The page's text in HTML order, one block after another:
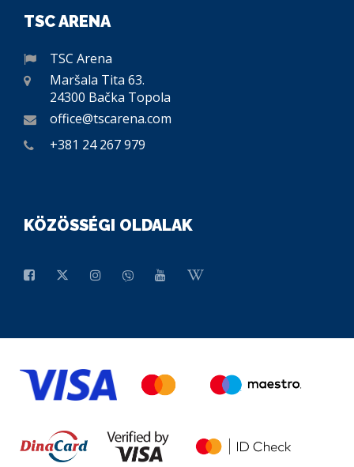
TSC ARENA
TSC Arena
Maršala Tita 63.
24300 Bačka Topola
office@tscarena.com
+381 24 267 979
KÖZÖSSÉGI OLDALAK